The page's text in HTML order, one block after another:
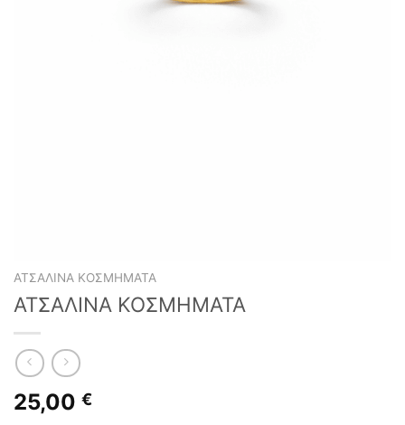
ΑΤΣΆΛΙΝΑ ΚΟΣΜΉΜΑΤΑ
ΑΤΣΑΛΙΝΑ ΚΟΣΜΗΜΑΤΑ
25,00 €